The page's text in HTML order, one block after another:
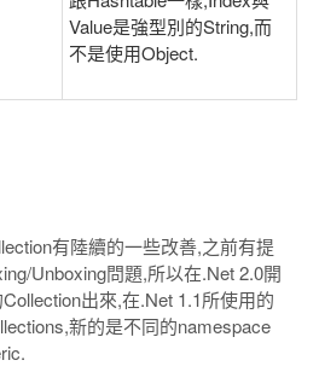
Value是強型別的String,而
不是使用Object.
有陸續的一些改善,之前有提
Unboxing問題,所以在.Net 2.0開
出來,在.Net 1.1所使用的
新的是不同的namespace